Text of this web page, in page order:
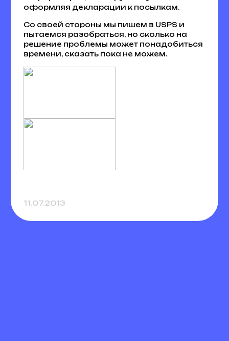
оформляя декларации к посылкам.
Со своей стороны мы пишем в USPS и
пытаемся разобраться, но сколько на
решение проблемы может понадобиться
времени, сказать пока не можем.
11.07.2013